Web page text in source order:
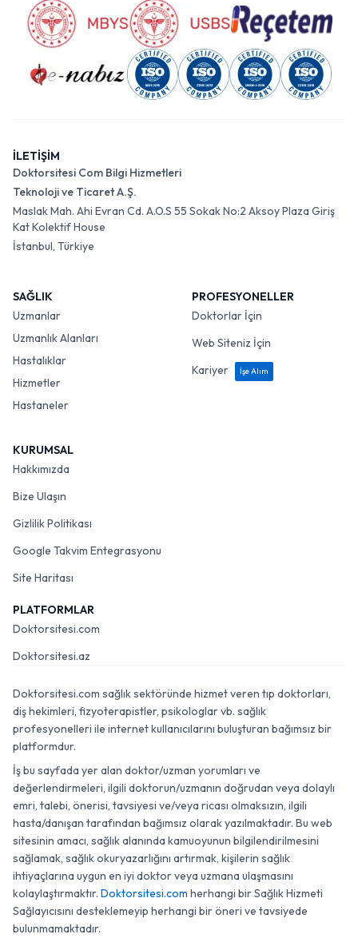
İLETİŞİM
Doktorsitesi Com Bilgi Hizmetleri
Teknoloji ve Ticaret A.Ş.
Maslak Mah. Ahi Evran Cd. A.O.S 55 Sokak No:2 Aksoy Plaza Giriş
Kat Kolektif House
İstanbul, Türkiye
SAĞLIK
Uzmanlar
Uzmanlık Alanları
Hastalıklar
Hizmetler
Hastaneler
PROFESYONELLER
Doktorlar İçin
Web Siteniz İçin
Kariyer
İşe Alım
KURUMSAL
Hakkımızda
Bize Ulaşın
Gizlilik Politikası
Google Takvim Entegrasyonu
Site Haritası
PLATFORMLAR
Doktorsitesi.com
Doktorsitesi.az
Doktorsitesi.com sağlık sektöründe hizmet veren tıp doktorları,
diş hekimleri, fizyoterapistler, psikologlar vb. sağlık
profesyonelleri ile internet kullanıcılarını buluşturan bağımsız bir
platformdur.
İş bu sayfada yer alan doktor/uzman yorumları ve
değerlendirmeleri, ilgili doktorun/uzmanın doğrudan veya dolaylı
emri, talebi, önerisi, tavsiyesi ve/veya ricası olmaksızın, ilgili
hasta/danışan tarafından bağımsız olarak yazılmaktadır. Bu web
sitesinin amacı, sağlık alanında kamuoyunun bilgilendirilmesini
sağlamak, sağlık okuryazarlığını artırmak, kişilerin sağlık
ihtiyaçlarına uygun en iyi doktor veya uzmana ulaşmasını
kolaylaştırmaktır. Doktorsitesi.com herhangi bir Sağlık Hizmeti
Sağlayıcısını desteklemeyip herhangi bir öneri ve tavsiyede
bulunmamaktadır.